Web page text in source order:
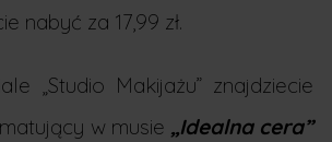
nabyć za 17,99 zł.
„Studio Makijażu” znajdziecie
w musie „Idealna cera”